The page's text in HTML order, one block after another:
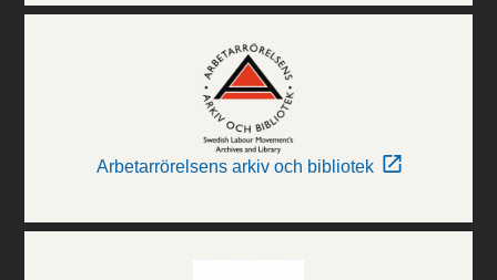
Arbetarrörelsens arkiv och bibliotek